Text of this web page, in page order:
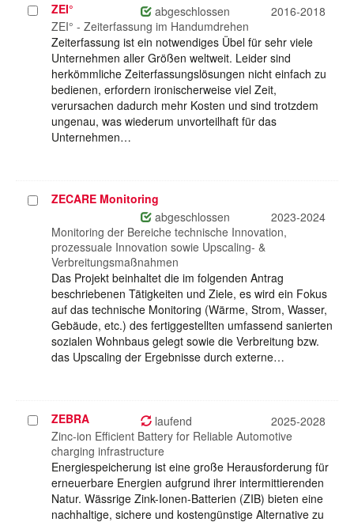
Projekt
auswählen
ZEI° abgeschlossen
2016-2018
ZEI° - Zeiterfassung im Handumdrehen
Zeiterfassung ist ein notwendiges Übel für sehr viele
Unternehmen aller Größen weltweit. Leider sind
herkömmliche Zeiterfassungslösungen nicht einfach zu
bedienen, erfordern ironischerweise viel Zeit,
verursachen dadurch mehr Kosten und sind trotzdem
ungenau, was wiederum unvorteilhaft für das
Unternehmen…
ProjektZECARE Monitoring
abgeschlossen
2023-2024
Monitoring der Bereiche technische Innovation,
prozessuale Innovation sowie Upscaling- &
Verbreitungsmaßnahmen
Das Projekt beinhaltet die im folgenden Antrag
beschriebenen Tätigkeiten und Ziele, es wird ein Fokus
auf das technische Monitoring (Wärme, Strom, Wasser,
Gebäude, etc.) des fertiggestellten umfassend sanierten
sozialen Wohnbaus gelegt sowie die Verbreitung bzw.
das Upscaling der Ergebnisse durch externe…
Projekt
auswählen
ZEBRA laufend
2025-2028
Zinc-ion Efficient Battery for Reliable Automotive
charging infrastructure
Energiespeicherung ist eine große Herausforderung für
erneuerbare Energien aufgrund ihrer intermittierenden
Natur. Wässrige Zink-Ionen-Batterien (ZIB) bieten eine
nachhaltige, sichere und kostengünstige Alternative zu